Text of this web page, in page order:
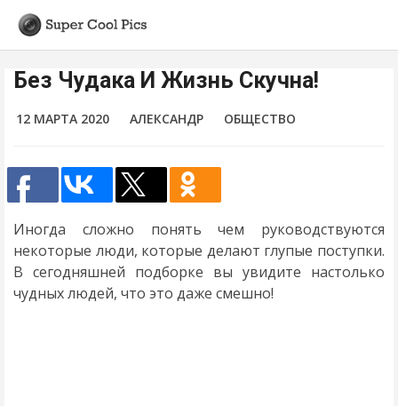
Без Чудака И Жизнь Скучна!
12 МАРТА 2020 АЛЕКСАНДР ОБЩЕСТВО
Иногда сложно понять чем руководствуются
некоторые люди, которые делают глупые поступки.
В сегодняшней подборке вы увидите настолько
чудных людей, что это даже смешно!